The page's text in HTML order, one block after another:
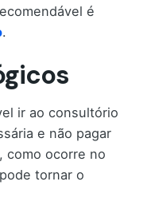
é
.
ir ao consultório
e não pagar
como ocorre no
tornar o